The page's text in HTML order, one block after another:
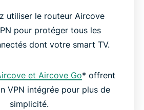
utiliser le routeur Aircove
pour protéger tous les
dont votre smart TV.
et Aircove Go* offrent
VPN intégrée pour plus de
simplicité.